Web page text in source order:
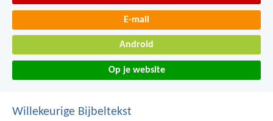
E-mail
Android
Op je website
Willekeurige Bijbeltekst